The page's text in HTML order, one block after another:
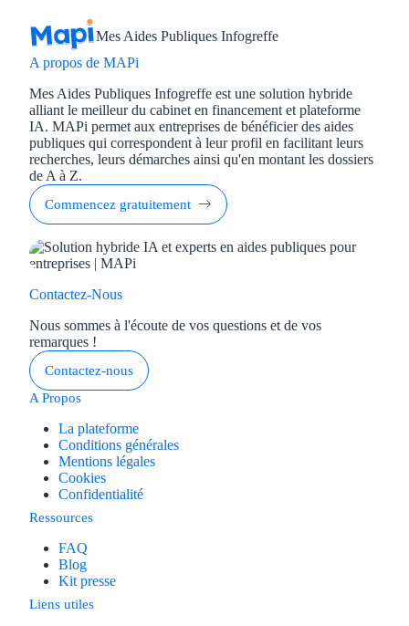
Mes Aides Publiques Infogreffe
A propos de MAPi
Mes Aides Publiques Infogreffe est une solution hybride
alliant le meilleur du cabinet en financement et plateforme
IA. MAPi permet aux entreprises de bénéficier des aides
publiques qui correspondent à leur profil en facilitant leurs
recherches, leurs démarches ainsi qu'en montant les dossiers
de A à Z.
Commencez gratuitement
Contactez-Nous
Nous sommes à l'écoute de vos questions et de vos
remarques !
Contactez-nous
A Propos
La plateforme
Conditions générales
Mentions légales
Cookies
Confidentialité
Ressources
FAQ
Blog
Kit presse
Liens utiles